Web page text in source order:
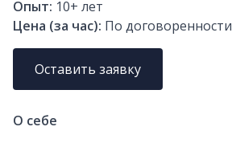
Опыт: 10+ лет
Цена (за час): По договоренности
Оставить заявку
О себе